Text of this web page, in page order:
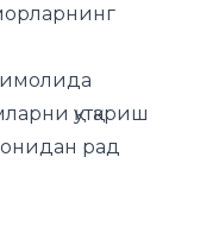
қутқариш
рад